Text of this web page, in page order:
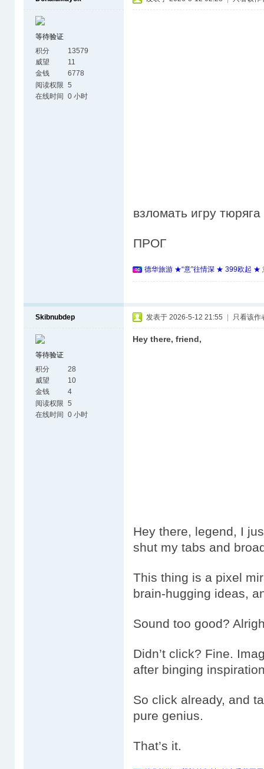
等待验证
积分
13579
威望
11
金钱
6778
阅读权限 5
在线时间 0 小时
взломать игру тюряга
ПРОГ
德华旅游 ★“意”往情深 ★ 399欧起 ★
Skibnubdep
等待验证
积分
28
威望
10
金钱
4
阅读权限 5
在线时间 0 小时
发表于 2026-5-12 21:55 只看该作
Hey there, friend,
Hey there, legend, I
shut my tabs and
This thing is a pixel
brain-hugging ideas,
Sound too good?
Didn’t click? Fine.
after binging
So click already, and
pure genius.
That’s it.